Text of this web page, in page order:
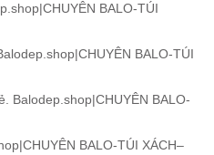
BALO-TÚI
BALO-TÚI
Balodep.shop|CHUYÊN BALO-
BALO-TÚI XÁCH–